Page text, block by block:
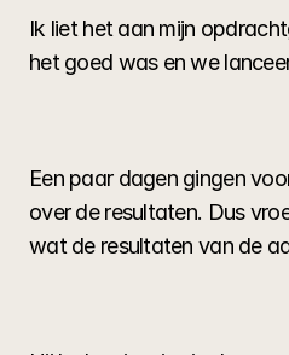
Ik liet het aan mijn
het goed was en we
Een paar dagen gingen
over de resultaten. Dus
wat de resultaten van de